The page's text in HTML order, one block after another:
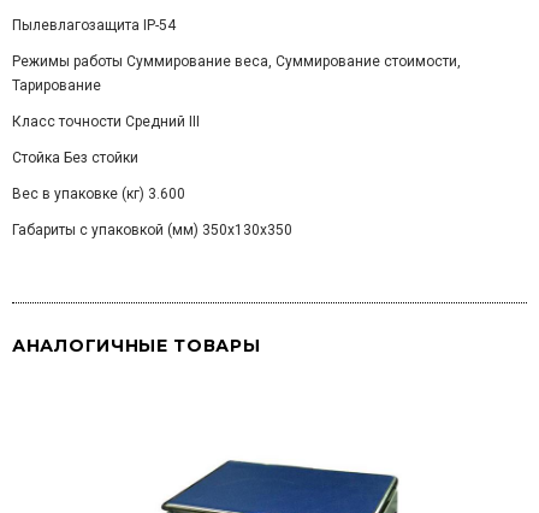
Пылевлагозащита IP-54
Режимы работы Суммирование веса, Суммирование стоимости,
Тарирование
Класс точности Средний III
Стойка Без стойки
Вес в упаковке (кг) 3.600
Габариты с упаковкой (мм) 350x130x350
АНАЛОГИЧНЫЕ ТОВАРЫ